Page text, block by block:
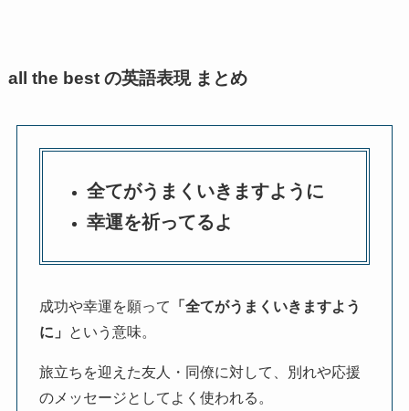
all the best の英語表現 まとめ
全てがうまくいきますように
幸運を祈ってるよ
成功や幸運を願って
「全てがうまくいきますよう
に」
という意味。
旅立ちを迎えた友人・同僚に対して、別れや応援
のメッセージとしてよく使われる。